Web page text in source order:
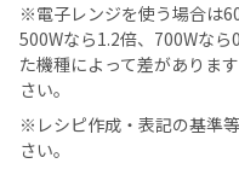
※電子レンジを使う場合は
500Wなら1.2倍、700Wな
た機種によって差がありま
さい。
※レシピ作成・表記の基準等
さい。